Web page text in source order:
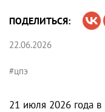
ПОДЕЛИТЬСЯ:
22.06.2026
#цпэ
21 июля 2026 года